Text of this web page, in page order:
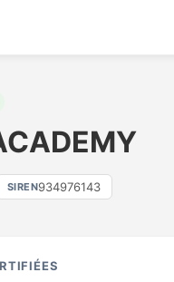
SIREN934976143